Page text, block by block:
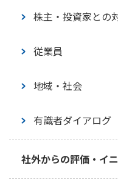
災害時の特別な取
サプライチェーン
リスクマネジメン
情報セキュリティ
適正な税務の取り組
営業社員・募集代
アセットオーナー
株主・投資家との
従業員
地域・社会
有識者ダイアログ
社外からの評価・イ